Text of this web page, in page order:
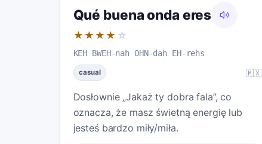
Qué buena onda eres
★★★★ ☆
KEH BWEH-nah OHN-dah EH-rehs
casual 🇲🇽
Dosłownie „Jakaż ty dobra fala”, co
oznacza, że masz świetną energię lub
jesteś bardzo miły/miła.